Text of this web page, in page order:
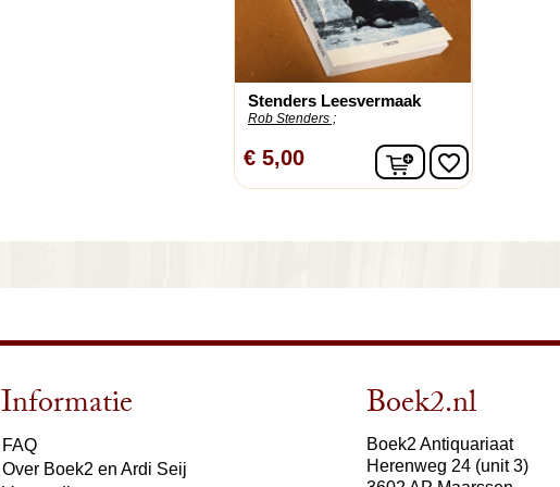
Stenders Leesvermaak
Rob Stenders ;
€ 5,00 In winkelwagen
favorite_border
Informatie
FAQ
Over Boek2 en Ardi Seij
Boek2.nl
Boek2 Antiquariaat
Herenweg 24 (unit 3)